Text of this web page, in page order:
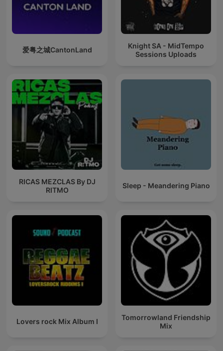
爱粤之城CantonLand
Knight SA - MidTempo
Sessions Uploads
RICAS MEZCLAS By DJ
RITMO
Sleep - Meandering Piano
Lovers rock Mix Album I
Tomorrowland Friendship
Mix